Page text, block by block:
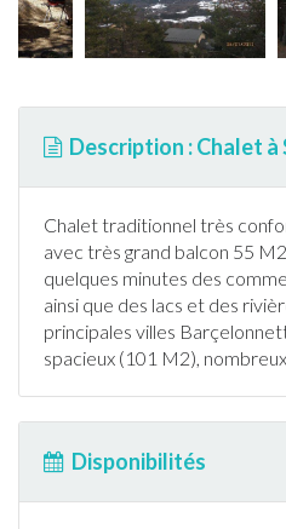
Description : Chalet à
Chalettraditionnel très
avec très grand balcon 55
quelques minutes des
ainsi que des lacs et des
principales villes
spacieux (101 M2),
Disponibilités